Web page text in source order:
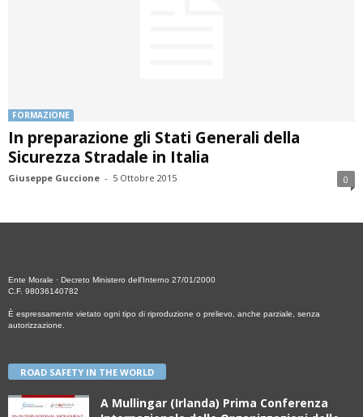
FORMAZIONE
In preparazione gli Stati Generali della
Sicurezza Stradale in Italia
Giuseppe Guccione - 5 Ottobre 2015 0
Ente Morale · Decreto Ministero dell’Interno 27/01/2000
C.F. 98036140782
È espressamente vietato ogni tipo di riproduzione o prelievo, anche parziale, senza
autorizzazione.
ROAD SAFETY IN THE WORLD
A Mullingar (Irlanda) Prima Conferenza